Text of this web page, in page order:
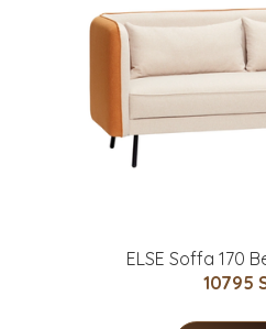
ELSE Soffa 170
10795